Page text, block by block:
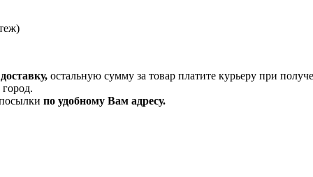
остальную сумму за товар платите курьеру при
по удобному Вам адресу.